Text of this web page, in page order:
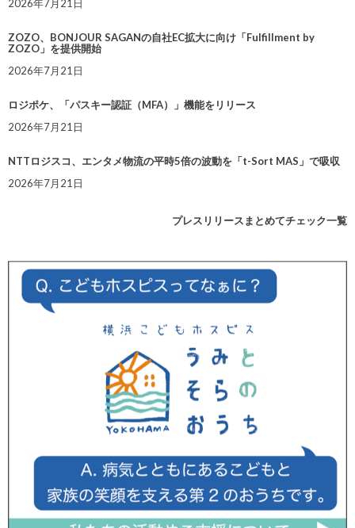
2026年7月21日
ZOZO、BONJOUR SAGANの自社EC拡大に向け「Fulfillment by
ZOZO」を提供開始
2026年7月21日
ロジポケ、「パスキー認証（MFA）」機能をリリース
2026年7月21日
NTTロジスコ、エンタメ物流の平時5倍の波動を「t-Sort MAS」で吸収
2026年7月21日
プレスリリースまとめてチェック一覧